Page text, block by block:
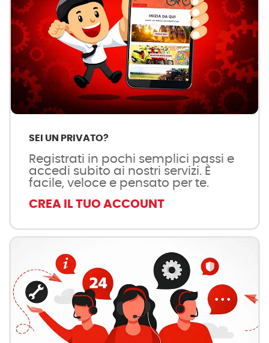
SEI UN PRIVATO?
Registrati in pochi semplici passi e
accedi subito ai nostri servizi. È
facile, veloce e pensato per te.
CREA IL TUO ACCOUNT